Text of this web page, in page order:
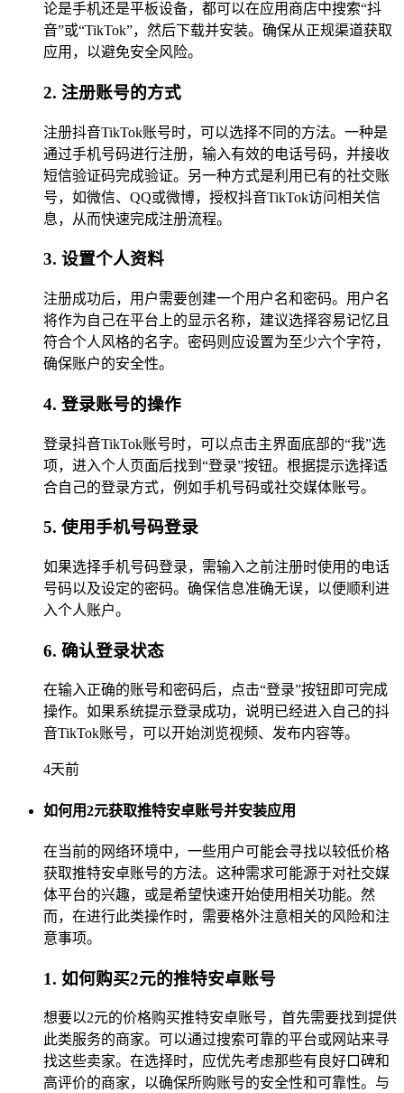
论是手机还是平板设备，都可以在应用商店中搜索“抖
音”或“TikTok”，然后下载并安装。确保从正规渠道获取
应用，以避免安全风险。
2. 注册账号的方式
注册抖音TikTok账号时，可以选择不同的方法。一种是
通过手机号码进行注册，输入有效的电话号码，并接收
短信验证码完成验证。另一种方式是利用已有的社交账
号，如微信、QQ或微博，授权抖音TikTok访问相关信
息，从而快速完成注册流程。
3. 设置个人资料
注册成功后，用户需要创建一个用户名和密码。用户名
将作为自己在平台上的显示名称，建议选择容易记忆且
符合个人风格的名字。密码则应设置为至少六个字符，
确保账户的安全性。
4. 登录账号的操作
登录抖音TikTok账号时，可以点击主界面底部的“我”选
项，进入个人页面后找到“登录”按钮。根据提示选择适
合自己的登录方式，例如手机号码或社交媒体账号。
5. 使用手机号码登录
如果选择手机号码登录，需输入之前注册时使用的电话
号码以及设定的密码。确保信息准确无误，以便顺利进
入个人账户。
6. 确认登录状态
在输入正确的账号和密码后，点击“登录”按钮即可完成
操作。如果系统提示登录成功，说明已经进入自己的抖
音TikTok账号，可以开始浏览视频、发布内容等。
4天前
如何用2元获取推特安卓账号并安装应用
在当前的网络环境中，一些用户可能会寻找以较低价格
获取推特安卓账号的方法。这种需求可能源于对社交媒
体平台的兴趣，或是希望快速开始使用相关功能。然
而，在进行此类操作时，需要格外注意相关的风险和注
意事项。
1. 如何购买2元的推特安卓账号
想要以2元的价格购买推特安卓账号，首先需要找到提供
此类服务的商家。可以通过搜索可靠的平台或网站来寻
找这些卖家。在选择时，应优先考虑那些有良好口碑和
高评价的商家，以确保所购账号的安全性和可靠性。与